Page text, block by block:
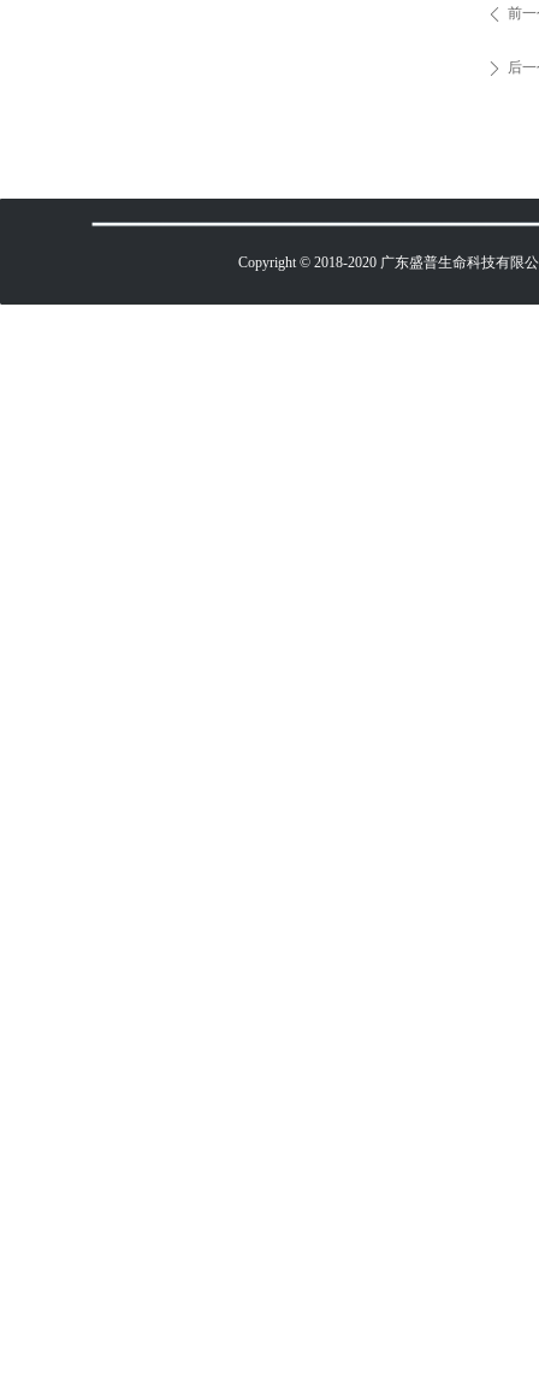
ꄴ 前
ꄲ 后
Copyright © 2018-2020 广东盛普生命科技有限